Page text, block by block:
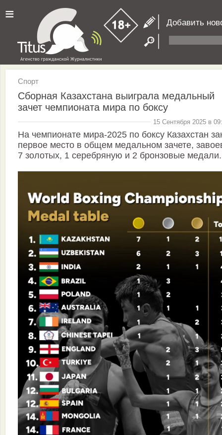
≡ Добавить
Спорт
Сборная Казахстана выиграла медальный
зачет чемпионата мира по боксу
15 Сентября 2025 в
На чемпионате мира-2025 по боксу Казахстан
первое место в общем медальном зачете,
7 золотых, 1 серебряную и 2 бронзовые медали.